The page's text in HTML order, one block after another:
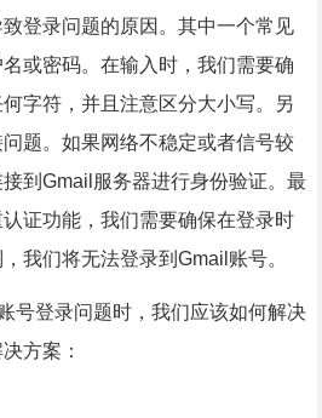
登录问题的原因。其中一个常见
或密码。在输入时，我们需要确
字符，并且注意区分大小写。另
题。如果网络不稳定或者信号较
到Gmail服务器进行身份验证。最
证功能，我们需要确保在登录时
我们将无法登录到Gmail账号。
号登录问题时，我们应该如何解决
方案：